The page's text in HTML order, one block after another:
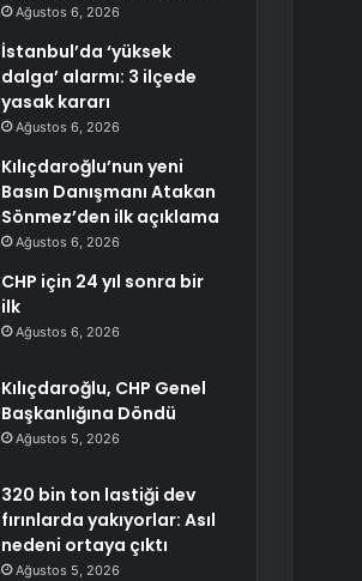
Ağustos 6, 2026
İstanbul’da ‘yüksek
dalga’ alarmı: 3 ilçede
yasak kararı
Ağustos 6, 2026
Kılıçdaroğlu’nun yeni
Basın Danışmanı Atakan
Sönmez’den ilk açıklama
Ağustos 6, 2026
CHP için 24 yıl sonra bir
ilk
Ağustos 6, 2026
Kılıçdaroğlu, CHP Genel
Başkanlığına Döndü
Ağustos 5, 2026
320 bin ton lastiği dev
fırınlarda yakıyorlar: Asıl
nedeni ortaya çıktı
Ağustos 5, 2026